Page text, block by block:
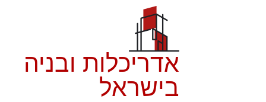
אדריכלות ובניה
בישראל